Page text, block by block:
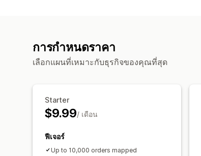
การกำหนดราคา
เลือกแผนที่เหมาะกับธุรกิจของคุณที่สุด
Starter
$9.99/ เดือน
ฟีเจอร์
Up to 10,000 orders mapped